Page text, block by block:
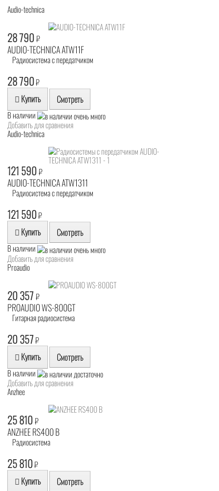
Audio-technica
28 790₽
AUDIO-TECHNICA ATW11F
Радиосистема с передатчиком
28 790₽
Купить Смотреть
В наличии
Добавить для сравнения
Audio-technica
121 590₽
AUDIO-TECHNICA ATW1311
Радиосистема с передатчиком
121 590₽
Купить Смотреть
В наличии
Добавить для сравнения
Proaudio
20 357₽
PROAUDIO WS-800GT
Гитарная радиосистема
20 357₽
Купить Смотреть
В наличии
Добавить для сравнения
Anzhee
25 810₽
ANZHEE RS400 B
Радиосистема
25 810₽
Купить Смотреть